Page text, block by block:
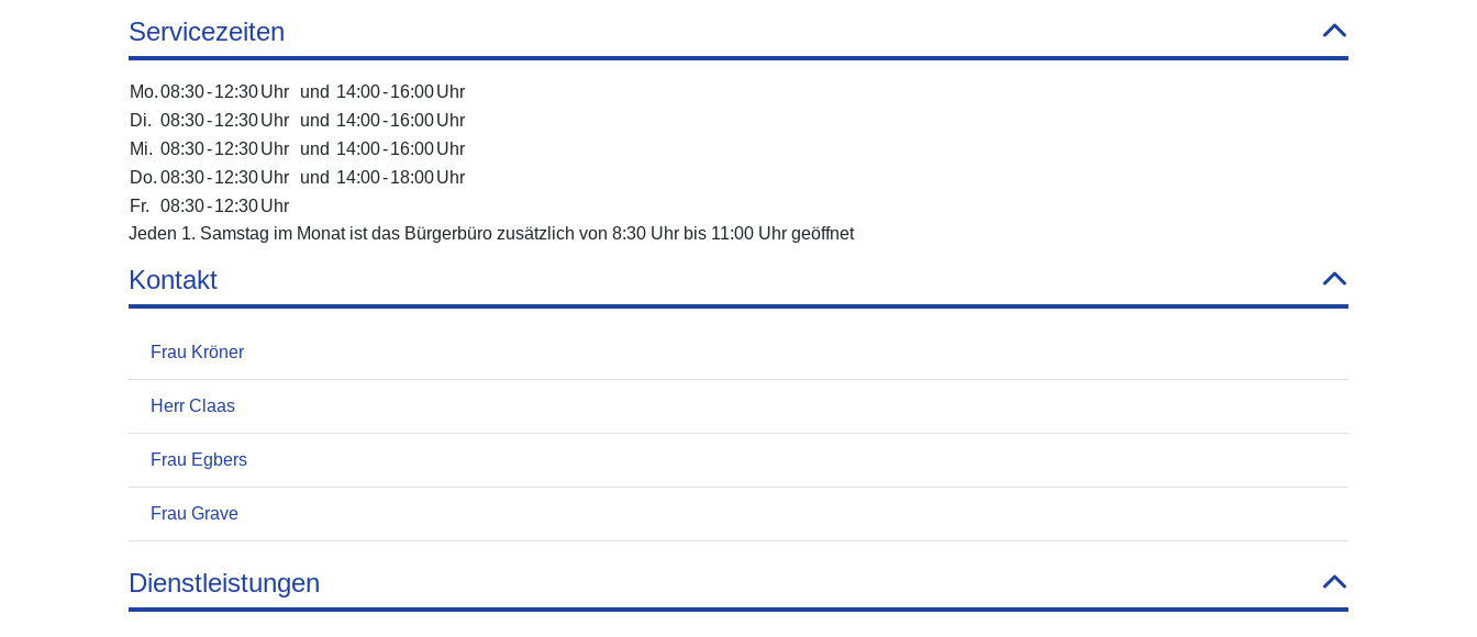
Servicezeiten
Mo.08:30-12:30Uhr und 14:00-16:00Uhr
Di. 08:30-12:30Uhr und 14:00-16:00Uhr
Mi. 08:30-12:30Uhr und 14:00-16:00Uhr
Do. 08:30-12:30Uhr und 14:00-18:00Uhr
Fr.
08:30-12:30Uhr
Jeden 1. Samstag im Monat ist das Bürgerbüro zusätzlich von 8:30 Uhr bis 11:00 Uhr geöffnet
Kontakt
Frau Kröner
Herr Claas
Frau Egbers
Frau Grave
Dienstleistungen